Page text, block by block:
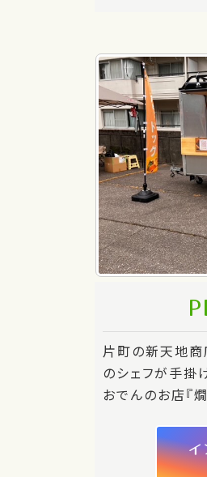
片町の新天地商
のシェフが手掛
おでんのお店『